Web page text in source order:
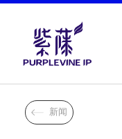
新闻